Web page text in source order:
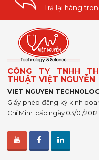
Trả lại hàng
CÔNG TY TNHH
THUẬT VIỆT NGUYỄN
VIET NGUYEN
Giấy phép đăng ký kinh
Chí Minh cấp ngày 03/01/2012